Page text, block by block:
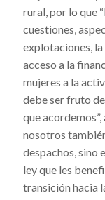
rural, por lo que
cuestiones,
explotaciones,
acceso a la
mujeres a la
debe ser fruto
que
nosotros
despachos, sino
ley que les
transición hacia